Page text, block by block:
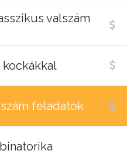
valszám
feladatok